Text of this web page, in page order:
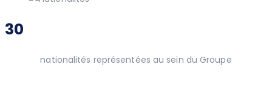
30
nationalités représentées au sein du Groupe